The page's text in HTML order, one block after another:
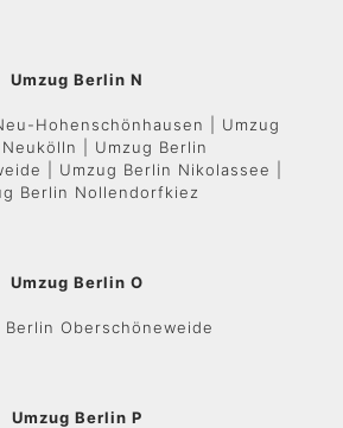
Umzug Berlin N
Hohenschönhausen | Umzug
| Umzug Berlin
| Umzug Berlin Nikolassee |
Berlin Nollendorfkiez
Umzug Berlin O
Berlin Oberschöneweide
Umzug Berlin P